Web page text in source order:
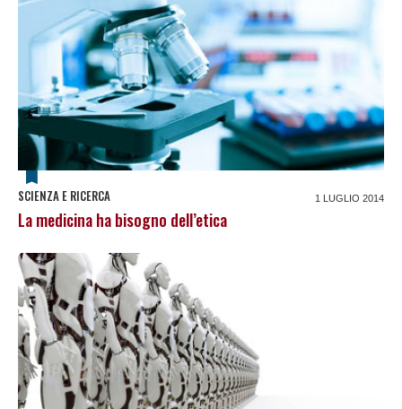
SCIENZA E RICERCA 1 LUGLIO 2014
La medicina ha bisogno dell’etica